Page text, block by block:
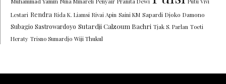
Lestari Rendra Rida K. Liamsi Rivai Apin Saini KM Sapardi Djoko Damono
Subagio Sastrowardoyo Sutardji Calzoum Bachri Tjak S. Parlan Toeti
Heraty Trisno Sumardjo Wiji Thukul